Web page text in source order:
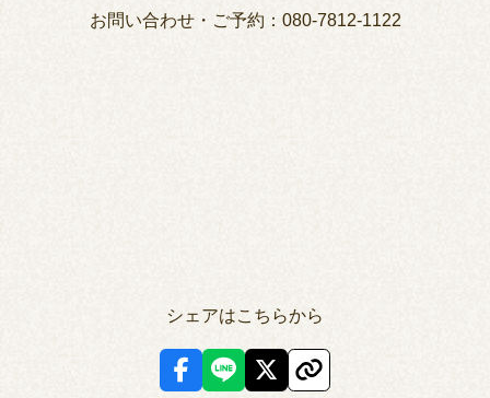
お問い合わせ・ご予約：080-7812-1122
シェアはこちらから